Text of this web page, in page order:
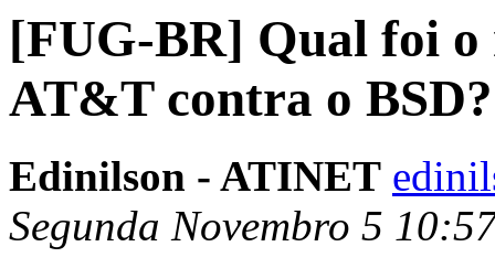
[FUG-BR] Qual foi o
AT&T contra o BSD?
Edinilson - ATINET
Segunda Novembro 5